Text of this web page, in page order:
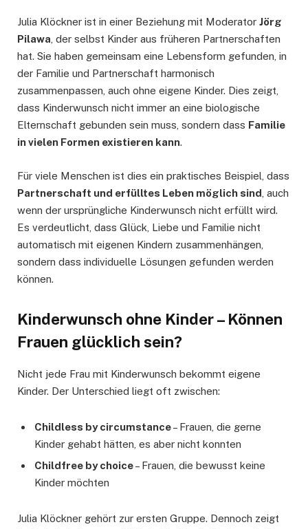
Julia Klöckner ist in einer Beziehung mit Moderator Jörg
Pilawa, der selbst Kinder aus früheren Partnerschaften
hat. Sie haben gemeinsam eine Lebensform gefunden, in
der Familie und Partnerschaft harmonisch
zusammenpassen, auch ohne eigene Kinder. Dies zeigt,
dass Kinderwunsch nicht immer an eine biologische
Elternschaft gebunden sein muss, sondern dass Familie
in vielen Formen existieren kann.
Für viele Menschen ist dies ein praktisches Beispiel, dass
Partnerschaft und erfülltes Leben möglich sind , auch
wenn der ursprüngliche Kinderwunsch nicht erfüllt wird.
Es verdeutlicht, dass Glück, Liebe und Familie nicht
automatisch mit eigenen Kindern zusammenhängen,
sondern dass individuelle Lösungen gefunden werden
können.
Kinderwunsch ohne Kinder – Können
Frauen glücklich sein?
Nicht jede Frau mit Kinderwunsch bekommt eigene
Kinder. Der Unterschied liegt oft zwischen:
Childless by circumstance– Frauen, die gerne
Kinder gehabt hätten, es aber nicht konnten
Childfree by choice– Frauen, die bewusst keine
Kinder möchten
Julia Klöckner gehört zur ersten Gruppe. Dennoch zeigt